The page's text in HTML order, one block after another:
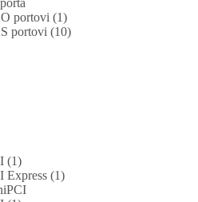
portovi (1)
portovi (10)
(1)
Express (1)